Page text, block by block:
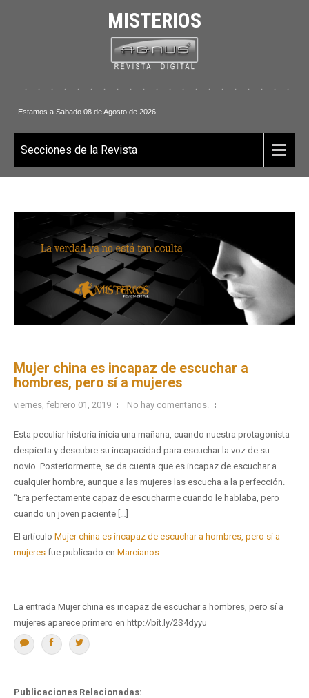
MISTERIOS
. . . . . . . . . . . . . . . . . . . . . .
Estamos a Sabado 08 de Agosto de 2026
Secciones de la Revista
Mujer china es incapaz de escuchar a
hombres, pero sí a mujeres
viernes, febrero 01, 2019 No hay comentarios.
Esta peculiar historia inicia una mañana, cuando nuestra protagonista
despierta y descubre su incapacidad para escuchar la voz de su
novio. Posteriormente, se da cuenta que es incapaz de escuchar a
cualquier hombre, aunque a las mujeres las escucha a la perfección.
“Era perfectamente capaz de escucharme cuando le hablaba, pero
cuando un joven paciente […]
El artículo Mujer china es incapaz de escuchar a hombres, pero sí a
mujeres fue publicado en Marcianos
La entrada Mujer china es incapaz de escuchar a hombres, pero sí a
mujeres aparece primero en http://bit.ly/2S4dyyu
Publicaciones Relacionadas: